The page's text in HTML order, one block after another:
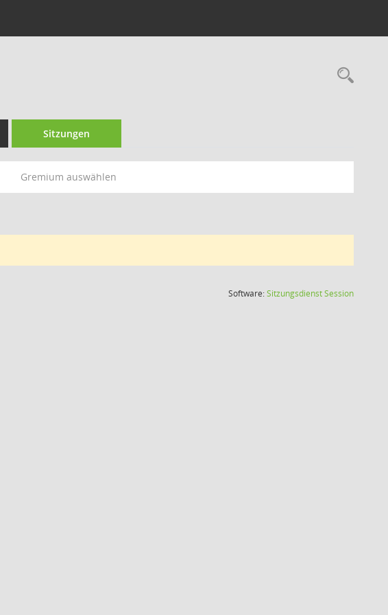
Sitzungen
Gremium auswählen
Software:SitzungsdienstSession(Wird in